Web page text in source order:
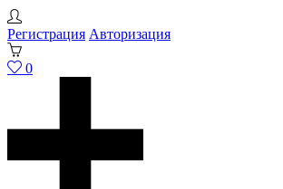
Регистрация Авторизация
0